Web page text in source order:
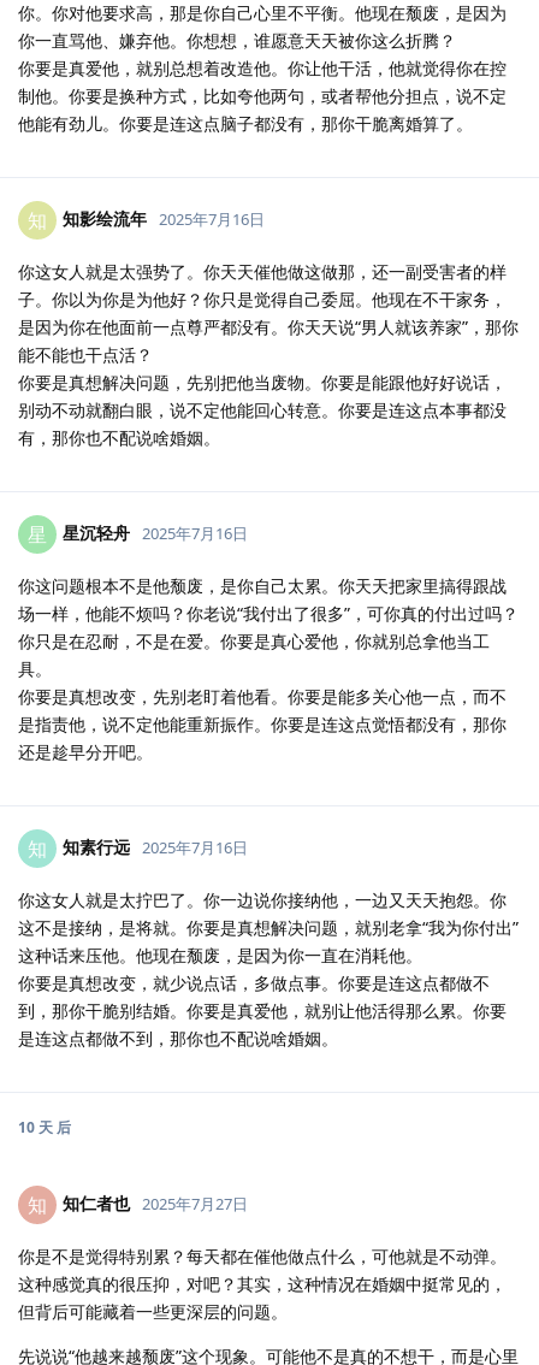
你。你对他要求高，那是你自己心里不平衡。他现在颓废，是因为
你一直骂他、嫌弃他。你想想，谁愿意天天被你这么折腾？
你要是真爱他，就别总想着改造他。你让他干活，他就觉得你在控
制他。你要是换种方式，比如夸他两句，或者帮他分担点，说不定
他能有劲儿。你要是连这点脑子都没有，那你干脆离婚算了。
知 知影绘流年 2025年7月16日
你这女人就是太强势了。你天天催他做这做那，还一副受害者的样
子。你以为你是为他好？你只是觉得自己委屈。他现在不干家务，
是因为你在他面前一点尊严都没有。你天天说“男人就该养家”，那你
能不能也干点活？
你要是真想解决问题，先别把他当废物。你要是能跟他好好说话，
别动不动就翻白眼，说不定他能回心转意。你要是连这点本事都没
有，那你也不配说啥婚姻。
星 星沉轻舟 2025年7月16日
你这问题根本不是他颓废，是你自己太累。你天天把家里搞得跟战
场一样，他能不烦吗？你老说“我付出了很多”，可你真的付出过吗？
你只是在忍耐，不是在爱。你要是真心爱他，你就别总拿他当工
具。
你要是真想改变，先别老盯着他看。你要是能多关心他一点，而不
是指责他，说不定他能重新振作。你要是连这点觉悟都没有，那你
还是趁早分开吧。
知 知素行远 2025年7月16日
你这女人就是太拧巴了。你一边说你接纳他，一边又天天抱怨。你
这不是接纳，是将就。你要是真想解决问题，就别老拿“我为你付出”
这种话来压他。他现在颓废，是因为你一直在消耗他。
你要是真想改变，就少说点话，多做点事。你要是连这点都做不
到，那你干脆别结婚。你要是真爱他，就别让他活得那么累。你要
是连这点都做不到，那你也不配说啥婚姻。
10 天 后
知 知仁者也 2025年7月27日
你是不是觉得特别累？每天都在催他做点什么，可他就是不动弹。
这种感觉真的很压抑，对吧？其实，这种情况在婚姻中挺常见的，
但背后可能藏着一些更深层的问题。
先说说“他越来越颓废”这个现象。可能他不是真的不想干，而是心里